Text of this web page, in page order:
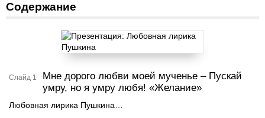
Содержание
Слайд 1
Мне дорого любви моей мученье – Пускай
умру, но я умру любя! «Желание»
Любовная лирика Пушкина…